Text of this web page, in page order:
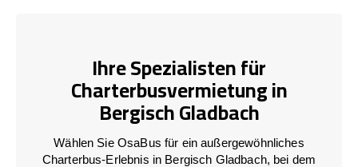
Ihre Spezialisten für
Charterbusvermietung in
Bergisch Gladbach
Wählen Sie OsaBus für ein außergewöhnliches
Charterbus-Erlebnis in Bergisch Gladbach, bei dem